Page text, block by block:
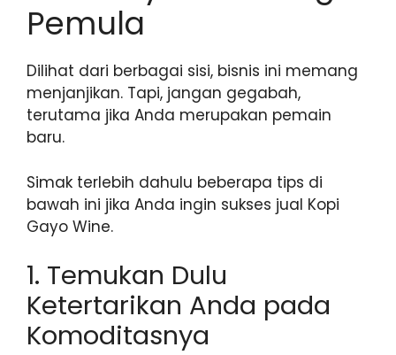
Pemula
Dilihat dari berbagai sisi, bisnis ini memang
menjanjikan. Tapi, jangan gegabah,
terutama jika Anda merupakan pemain
baru.
Simak terlebih dahulu beberapa tips di
bawah ini jika Anda ingin sukses jual Kopi
Gayo Wine.
1. Temukan Dulu
Ketertarikan Anda pada
Komoditasnya